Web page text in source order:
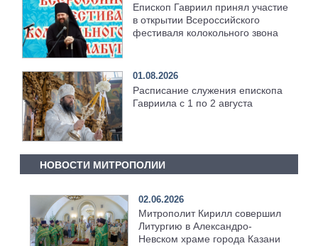
Епископ Гавриил принял участие
в открытии Всероссийского
фестиваля колокольного звона
01.08.2026
Расписание служения епископа
Гавриила с 1 по 2 августа
НОВОСТИ МИТРОПОЛИИ
02.06.2026
Митрополит Кирилл совершил
Литургию в Александро-
Невском храме города Казани